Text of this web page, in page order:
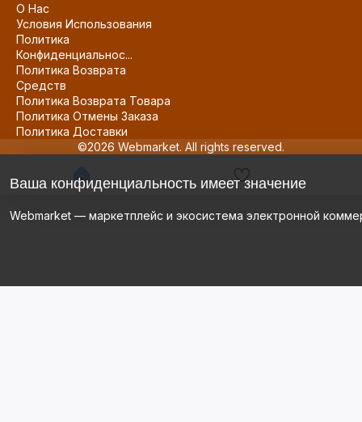
О Нас
Условия Использования
Политика
Конфиденциальнос...
Политика Возврата
Средств
Политика Возврата Товара
Политика Отмены Заказа
Политика Доставки
©2026 Webmarket. All rights reserved.
Ваша конфиденциальность имеет значение
Webmarket — маркетплейс и экосистема электронной